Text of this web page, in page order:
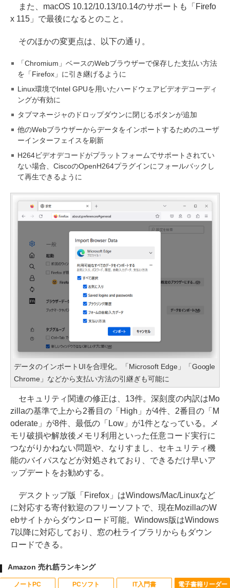
また、macOS 10.12/10.13/10.14のサポートも「Firefo
x 115」で最後になるとのこと。
そのほかの変更点は、以下の通り。
「Chromium」ベースのWebブラウザーで保存した支払い方法
を「Firefox」に引き継げるように
Linux環境でIntel GPUを用いたハードウェアビデオデコーディ
ングが有効に
タブマネージャのドロップダウンに閉じるボタンが追加
他のWebブラウザーからデータをインポートするためのユーザ
ーインターフェイスを刷新
H264ビデオデコードがプラットフォームでサポートされてい
ない場合、CiscoのOpenH264プラグインにフォールバックし
て再生できるように
データのインポートUIを合理化。「Microsoft Edge」「Google
Chrome」などから支払い方法の引継ぎも可能に
セキュリティ関連の修正は、13件。深刻度の内訳はMo
zillaの基準で上から2番目の「High」が4件、2番目の「M
oderate」が8件、最低の「Low」が1件となっている。メ
モリ破損や解放後メモリ利用といった任意コード実行に
つながりかねない問題や、なりすまし、セキュリティ機
能のバイパスなどが対処されており、できるだけ早いア
ップデートをお勧めする。
デスクトップ版「Firefox」はWindows/Mac/Linuxなど
に対応する寄付歓迎のフリーソフトで、現在MozillaのW
ebサイトからダウンロード可能。Windows版はWindows
7以降に対応しており、窓の杜ライブラリからもダウン
ロードできる。
Amazon 売れ筋ランキング
ノートPC PCソフト IT入門書 電子書籍リーダー